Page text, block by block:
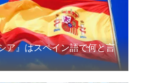
ア』はスペイン語で何と言